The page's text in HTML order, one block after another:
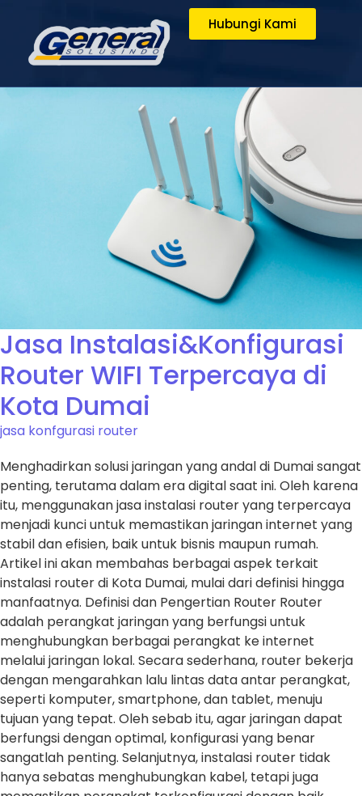
Hubungi Kami
Jasa Instalasi&Konfigurasi
Router WIFI Terpercaya di
Kota Dumai
jasa konfgurasi router
Menghadirkan solusi jaringan yang andal di Dumai sangat
penting, terutama dalam era digital saat ini. Oleh karena
itu, menggunakan jasa instalasi router yang terpercaya
menjadi kunci untuk memastikan jaringan internet yang
stabil dan efisien, baik untuk bisnis maupun rumah.
Artikel ini akan membahas berbagai aspek terkait
instalasi router di Kota Dumai, mulai dari definisi hingga
manfaatnya. Definisi dan Pengertian Router Router
adalah perangkat jaringan yang berfungsi untuk
menghubungkan berbagai perangkat ke internet
melalui jaringan lokal. Secara sederhana, router bekerja
dengan mengarahkan lalu lintas data antar perangkat,
seperti komputer, smartphone, dan tablet, menuju
tujuan yang tepat. Oleh sebab itu, agar jaringan dapat
berfungsi dengan optimal, konfigurasi yang benar
sangatlah penting. Selanjutnya, instalasi router tidak
hanya sebatas menghubungkan kabel, tetapi juga